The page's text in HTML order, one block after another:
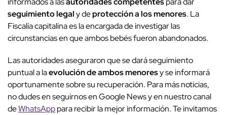
seguimiento legaly deprotección a los menores. La
Fiscalía capitalina es la encargada de investigar las
circunstancias en que ambos bebés fueron abandonados.
Las autoridades aseguraron que se dará seguimiento
puntual a laevolución de ambos menoresy se informará
oportunamente sobre su recuperación. Para más noticias,
no dudes en seguirnos en Google News y en nuestro canal
deWhatsApppara recibir la mejor información. Te invitamos